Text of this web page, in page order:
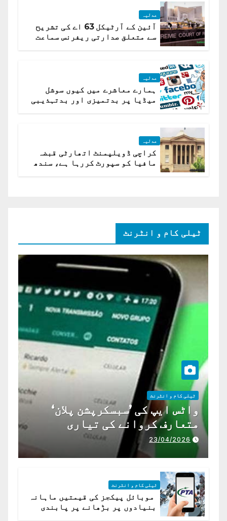
عدلیہ
آئین کے آرٹیکل 63 اے کی تشریح
سے متعلق صدارتی ریفرنس سماعت
عدلیہ
ہمارے معاشرے میں کیوں سوشل
میڈیا پر بدتمیزی اور بدتہذیبی
عدلیہ
کراچی ڈویلپمنٹ اتھارٹی قبضہ
مافیا کو سپورٹ کررہا ہے، سندھ
ٹیلی کام و انٹرنٹ
ٹیلی کام و انٹرنٹ
واٹس ایپ کی ’سبسکرپشن پلان‘
متعارف کروانے کی تیاری
23/04/2026
ٹیلی کام و انٹرنٹ
موبائل پیکجز کی قیمتیں ماہانہ
بنیادوں پر بڑھانے پر پابندی